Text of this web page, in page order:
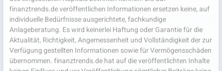
finanztrends.de veröffentlichen Informationen ersetzen keine, auf
individuelle Bedürfnisse ausgerichtete, fachkundige
Anlageberatung. Es wird keinerlei Haftung oder Garantie für die
Aktualität, Richtigkeit, Angemessenheit und Vollständigkeit der zur
Verfügung gestellten Informationen sowie für Vermögensschäden
übernommen. finanztrends.de hat auf die veröffentlichten Inhalte